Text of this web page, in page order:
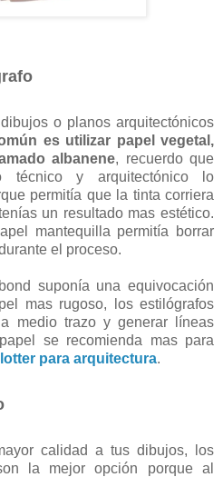
o planos arquitectónicos
es utilizar papel vegetal,
albanene, recuerdo que
técnico y arquitectónico lo
permitía que la tinta corriera
un resultado mas estético.
mantequilla permitía borrar
el proceso.
suponía una equivocación
mas rugoso, los estilógrafos
medio trazo y generar líneas
se recomienda mas para
para arquitectura.
calidad a tus dibujos, los
la mejor opción porque al